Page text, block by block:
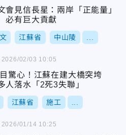
會見信長星：兩岸「正能量」
有巨大貢獻
江蘇省 中山陵
驚心！江蘇在建大橋突垮
落水「2死3失聯」
江蘇省 施工
2026/02/03 10:05
2026/01/14 10:25